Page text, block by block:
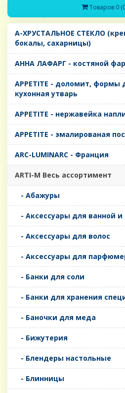
Товаров 0
A-ХРУСТАЛЬНОЕ СТЕКЛО
бокалы, сахарницы)
AHHA ЛАФАРГ - костяной
APPETITE - доломит, формы
кухонная утварь
APPETITE - нержавейка
APPETITE - эмалированая
ARC-LUMINARC - Франция
ARTI-M Весь ассортимент
- Абажуры
- Аксессуары для ванной и
- Аксессуары для волос
- Аксессуары для
- Банки для соли
- Банки для хранения
- Баночки для меда
- Бижутерия
- Блендеры настольные
- Блинницы